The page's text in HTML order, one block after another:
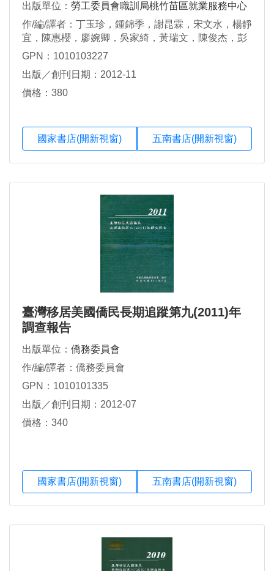
出版單位： 勞工委員會職訓局桃竹苗區就業服務中心
作/編/譯者：丁玉珍，鍾錦季，謝昆霖，宋文水，楊靜
宜，陳惠櫻，廖婉卿，吳家綺，黃瑞文，陳俊杰，彭
佳儀，邱文欽
GPN：1010103227
出版／創刊日期：2012-11
價格：380
國家書店(開新視窗) 五南書店(開新視窗)
臺灣移居美國僑民長期追蹤第九(2011)年
調查報告
出版單位： 僑務委員會
作/編/譯者：僑務委員會
GPN：1010101335
出版／創刊日期：2012-07
價格：340
國家書店(開新視窗) 五南書店(開新視窗)